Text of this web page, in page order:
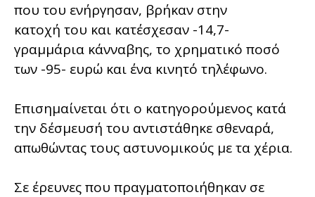
που του ενήργησαν, βρήκαν στην
κατοχή του και κατέσχεσαν -14,7-
γραμμάρια κάνναβης, το χρηματικό ποσό
των -95- ευρώ και ένα κινητό τηλέφωνο.
Επισημαίνεται ότι ο κατηγορούμενος κατά
την δέσμευσή του αντιστάθηκε σθεναρά,
απωθώντας τους αστυνομικούς με τα χέρια.
Σε έρευνες που πραγματοποιήθηκαν σε